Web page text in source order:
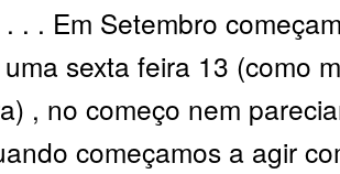
. . Em Setembro
sexta feira 13 (como
, no começo nem
começamos a agir